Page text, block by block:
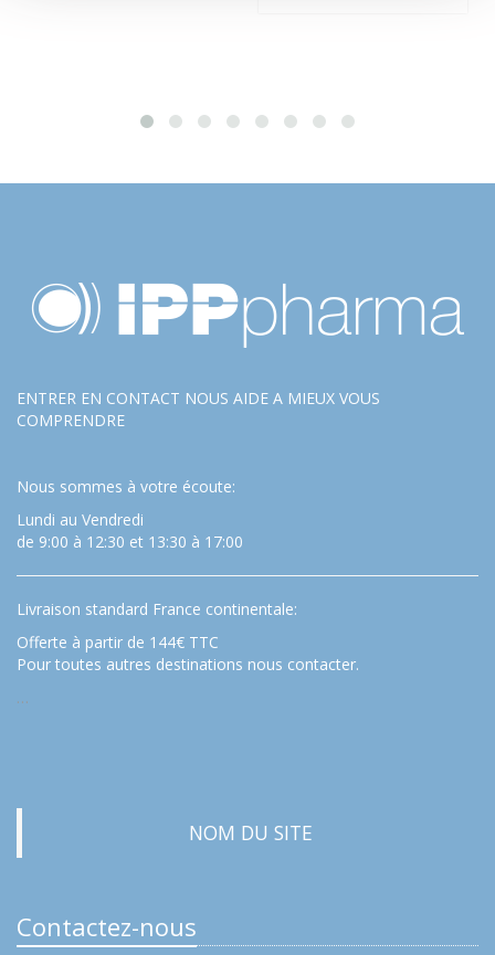
ENTRER EN CONTACT NOUS AIDE A MIEUX VOUS
COMPRENDRE
Nous sommes à votre écoute:
Lundi au Vendredi
de 9:00 à 12:30 et 13:30 à 17:00
Livraison standard France continentale:
Offerte à partir de 144€ TTC
Pour toutes autres destinations nous contacter.
…
NOM DU SITE
Contactez-nous